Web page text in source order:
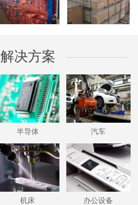
解决方案
半导体 汽车
机床 办公设备